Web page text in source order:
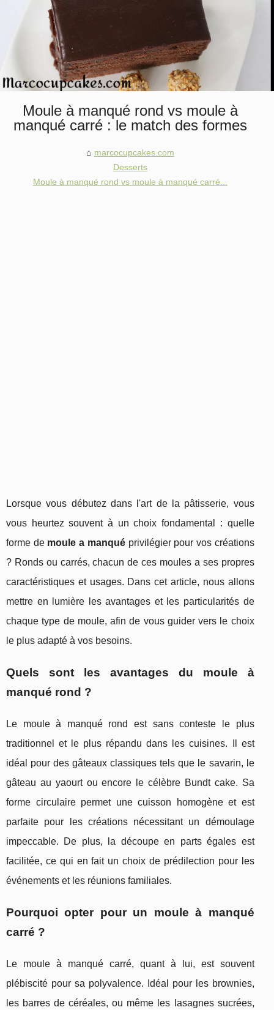
Moule à manqué rond vs moule à
manqué carré : le match des formes
marcocupcakes.com
Desserts
Moule à manqué rond vs moule à manqué carré...
Lorsque vous débutez dans l'art de la pâtisserie, vous
vous heurtez souvent à un choix fondamental : quelle
forme de moule a manquéprivilégier pour vos créations
? Ronds ou carrés, chacun de ces moules a ses propres
caractéristiques et usages. Dans cet article, nous allons
mettre en lumière les avantages et les particularités de
chaque type de moule, afin de vous guider vers le choix
le plus adapté à vos besoins.
Quels sont les avantages du moule à
manqué rond ?
Le moule à manqué rond est sans conteste le plus
traditionnel et le plus répandu dans les cuisines. Il est
idéal pour des gâteaux classiques tels que le savarin, le
gâteau au yaourt ou encore le célèbre Bundt cake. Sa
forme circulaire permet une cuisson homogène et est
parfaite pour les créations nécessitant un démoulage
impeccable. De plus, la découpe en parts égales est
facilitée, ce qui en fait un choix de prédilection pour les
événements et les réunions familiales.
Pourquoi opter pour un moule à manqué
carré ?
Le moule à manqué carré, quant à lui, est souvent
plébiscité pour sa polyvalence. Idéal pour les brownies,
les barres de céréales, ou même les lasagnes sucrées,